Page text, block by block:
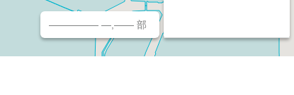
————— —,—— 部